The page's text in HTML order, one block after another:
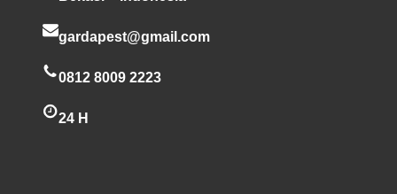
gardapest@gmail.com
0812 8009 2223
24 H